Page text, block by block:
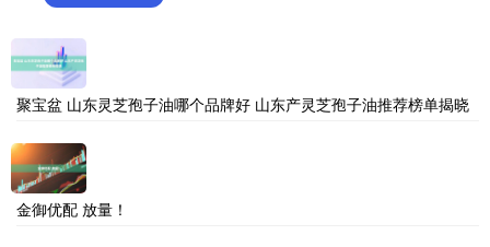
聚宝盆 山东灵芝孢子油哪个品牌好 山东产灵芝孢子油推荐榜单揭晓
金御优配 放量！